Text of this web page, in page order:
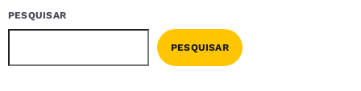
PESQUISAR
PESQUISAR